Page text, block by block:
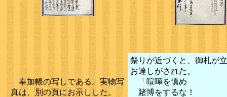
奉加帳の写しである。実物写
真は、別の頁にお示しした。
祭りが近づくと、御札が
お達しがされた。
「喧嘩を慎め
賭博をするな！